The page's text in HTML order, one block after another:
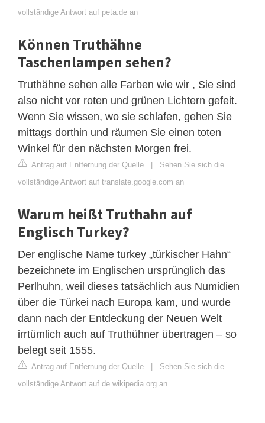
vollständige Antwort auf peta.de an
Können Truthähne
Taschenlampen sehen?
Truthähne sehen alle Farben wie wir , Sie sind
also nicht vor roten und grünen Lichtern gefeit.
Wenn Sie wissen, wo sie schlafen, gehen Sie
mittags dorthin und räumen Sie einen toten
Winkel für den nächsten Morgen frei.
Antrag auf Entfernung der Quelle | Sehen Sie sich die
vollständige Antwort auf translate.google.com an
Warum heißt Truthahn auf
Englisch Turkey?
Der englische Name turkey „türkischer Hahn“
bezeichnete im Englischen ursprünglich das
Perlhuhn, weil dieses tatsächlich aus Numidien
über die Türkei nach Europa kam, und wurde
dann nach der Entdeckung der Neuen Welt
irrtümlich auch auf Truthühner übertragen – so
belegt seit 1555.
Antrag auf Entfernung der Quelle | Sehen Sie sich die
vollständige Antwort auf de.wikipedia.org an